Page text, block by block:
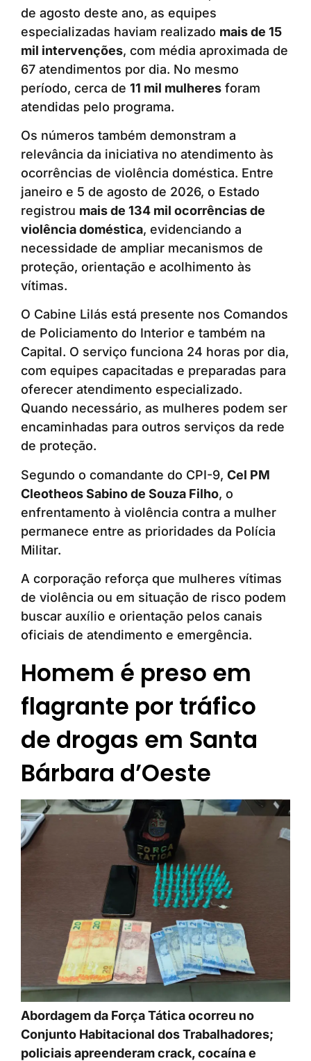
de agosto deste ano, as equipes
especializadas haviam realizado mais de 15
mil intervenções, com média aproximada de
67 atendimentos por dia. No mesmo
período, cerca de 11 mil mulheres foram
atendidas pelo programa.
Os números também demonstram a
relevância da iniciativa no atendimento às
ocorrências de violência doméstica. Entre
janeiro e 5 de agosto de 2026, o Estado
registrou mais de 134 mil ocorrências de
violência doméstica, evidenciando a
necessidade de ampliar mecanismos de
proteção, orientação e acolhimento às
vítimas.
O Cabine Lilás está presente nos Comandos
de Policiamento do Interior e também na
Capital. O serviço funciona 24 horas por dia,
com equipes capacitadas e preparadas para
oferecer atendimento especializado.
Quando necessário, as mulheres podem ser
encaminhadas para outros serviços da rede
de proteção.
Segundo o comandante do CPI-9, Cel PM
Cleotheos Sabino de Souza Filho, o
enfrentamento à violência contra a mulher
permanece entre as prioridades da Polícia
Militar.
A corporação reforça que mulheres vítimas
de violência ou em situação de risco podem
buscar auxílio e orientação pelos canais
oficiais de atendimento e emergência.
Homem é preso em
flagrante por tráfico
de drogas em Santa
Bárbara d’Oeste
Abordagem da Força Tática ocorreu no
Conjunto Habitacional dos Trabalhadores;
policiais apreenderam crack, cocaína e